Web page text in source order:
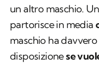
un altro maschio.
partorisce in media
maschio ha
disposizionese